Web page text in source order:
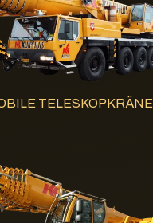
TELESKOPKRÄNE